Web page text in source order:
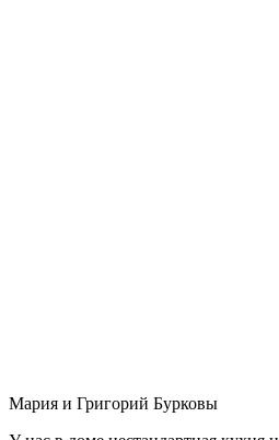
Мария и Григорий Бурковы